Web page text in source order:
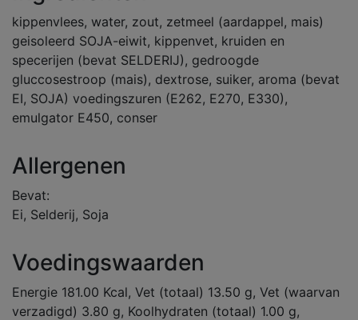
kippenvlees, water, zout, zetmeel (aardappel, mais)
geisoleerd SOJA-eiwit, kippenvet, kruiden en
specerijen (bevat SELDERIJ), gedroogde
gluccosestroop (mais), dextrose, suiker, aroma (bevat
EI, SOJA) voedingszuren (E262, E270, E330),
emulgator E450, conser
Allergenen
Bevat:
Ei, Selderij, Soja
Voedingswaarden
Energie 181.00 Kcal, Vet (totaal) 13.50 g, Vet (waarvan
verzadigd) 3.80 g, Koolhydraten (totaal) 1.00 g,